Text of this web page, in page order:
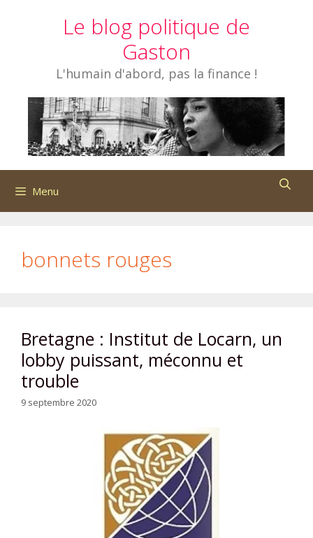
Le blog politique de
Gaston
L'humain d'abord, pas la finance !
Menu
bonnets rouges
Bretagne : Institut de Locarn, un
lobby puissant, méconnu et
trouble
9 septembre 2020